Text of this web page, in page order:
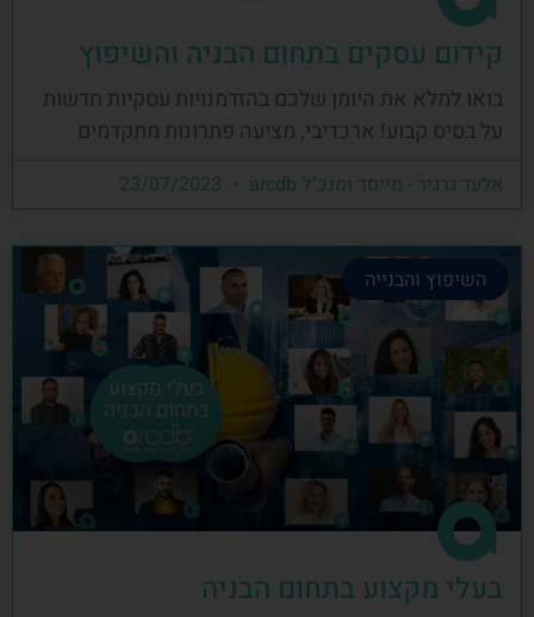
קידום עסקים בתחום הבניה והשיפוץ
בואו למלא את היומן שלכם בהזדמנויות עסקיות חדשות
על בסיס קבוע! ארכדיבי, מציעה פתרונות מתקדמים
אלעד גרגיר - מייסד ומנכ"ל arcdb
השיפוץ והבנייה
בעלי מקצוע בתחום הבניה